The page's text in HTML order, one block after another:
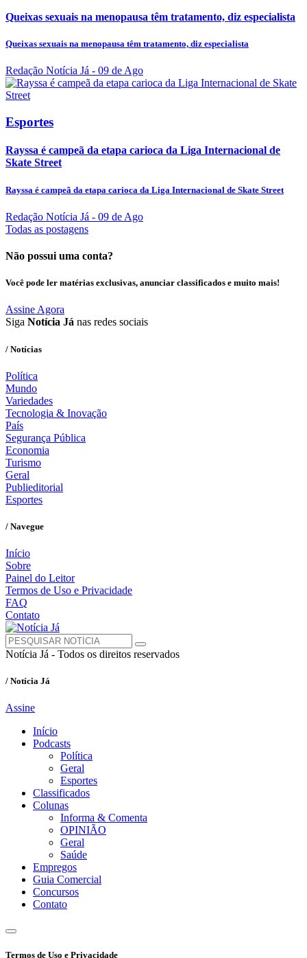
Queixas sexuais na menopausa têm tratamento, diz especialista
Queixas sexuais na menopausa têm tratamento, diz especialista
Redação Notícia Já - 09 de Ago
Esportes
Rayssa é campeã da etapa carioca da Liga Internacional de
Skate Street
Rayssa é campeã da etapa carioca da Liga Internacional de Skate Street
Redação Notícia Já - 09 de Ago
Todas as postagens
Não possui uma conta?
Você pode ler matérias exclusivas, anunciar classificados e muito mais!
Assine Agora
Siga Notícia Já nas redes sociais
/ Notícias
Política
Mundo
Variedades
Tecnologia & Inovação
País
Segurança Pública
Economia
Turismo
Geral
Publieditorial
Esportes
/ Navegue
Início
Sobre
Painel do Leitor
Termos de Uso e Privacidade
FAQ
Contato
Notícia Já - Todos os direitos reservados
/ Notícia Já
Assine
Início
Podcasts
Política
Geral
Esportes
Classificados
Colunas
Informa & Comenta
OPINIÃO
Geral
Saúde
Empregos
Guia Comercial
Concursos
Contato
Termos de Uso e Privacidade